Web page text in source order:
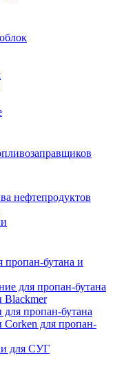
нефтепродуктов
бутана и
для пропан-бутана
Blackmer
пропан-бутана
Corken для пропан-
для СУГ